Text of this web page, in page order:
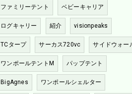
ファミリーテント ベビーキャリア
ログキャリー 紹介 visionpeaks
TCタープ サーカス720vc サイドウォー
ワンポールテントM パップテント
BigAgnes ワンポールシェルター